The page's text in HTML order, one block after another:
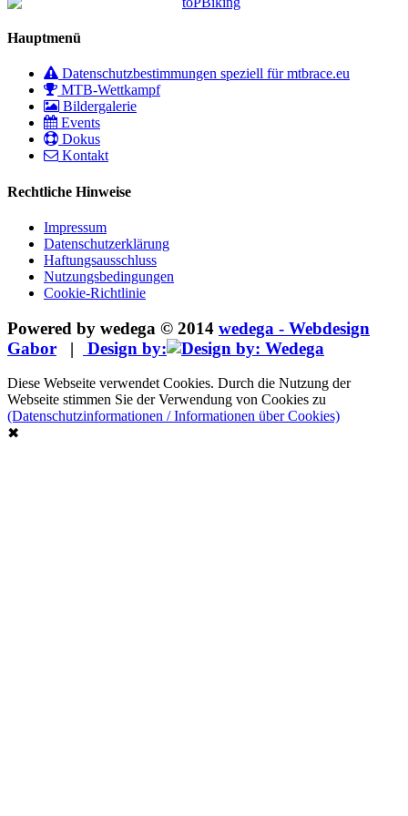
Hauptmenü
Datenschutzbestimmungen speziell für mtbrace.eu
MTB-Wettkampf
Bildergalerie
Events
Dokus
Kontakt
Rechtliche Hinweise
Impressum
Datenschutzerklärung
Haftungsausschluss
Nutzungsbedingungen
Cookie-Richtlinie
Powered by wedega © 2014 wedega - Webdesign
Gabor | Design by:
Diese Webseite verwendet Cookies. Durch die Nutzung der
Webseite stimmen Sie der Verwendung von Cookies zu
(Datenschutzinformationen / Informationen über Cookies)
✖